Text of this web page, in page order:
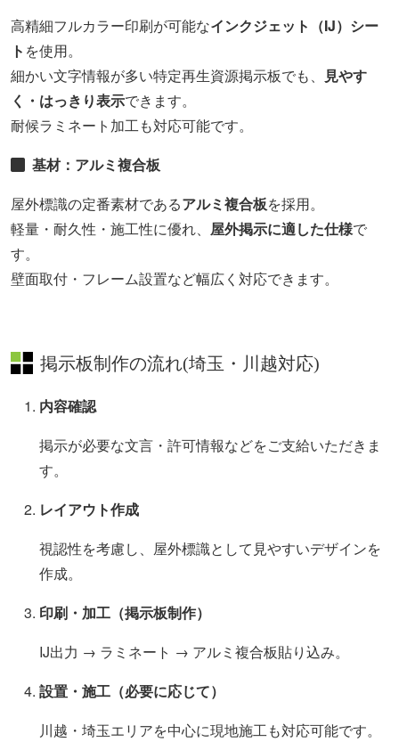
高精細フルカラー印刷が可能なインクジェット（IJ）シー
ト を使用。
細かい文字情報が多い特定再生資源掲示板でも、
見やす
く・はっきり表示できます。
耐候ラミネート加工も対応可能です。
基材：アルミ複合板
屋外標識の定番素材であるアルミ複合板を採用。
軽量・耐久性・施工性に優れ、 屋外掲示に適した仕様で
す。
壁面取付・フレーム設置など幅広く対応できます。
掲示板制作の流れ(埼玉・川越対応)
内容確認
掲示が必要な文言・許可情報などをご支給いただきま
す。
レイアウト作成
視認性を考慮し、屋外標識として見やすいデザインを
作成。
印刷・加工（掲示板制作）
IJ出力 → ラミネート → アルミ複合板貼り込み。
設置・施工（必要に応じて）
川越・埼玉エリアを中心に現地施工も対応可能です。